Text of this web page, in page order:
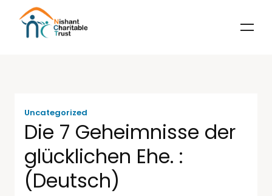
Uncategorized
Die 7 Geheimnisse der
glücklichen Ehe. :
(Deutsch)